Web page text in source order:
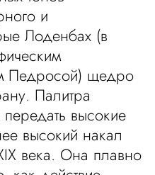
и
Лоденбах (в
Педросой) щедро
Палитра
высокие
высокий накал
века. Она плавно